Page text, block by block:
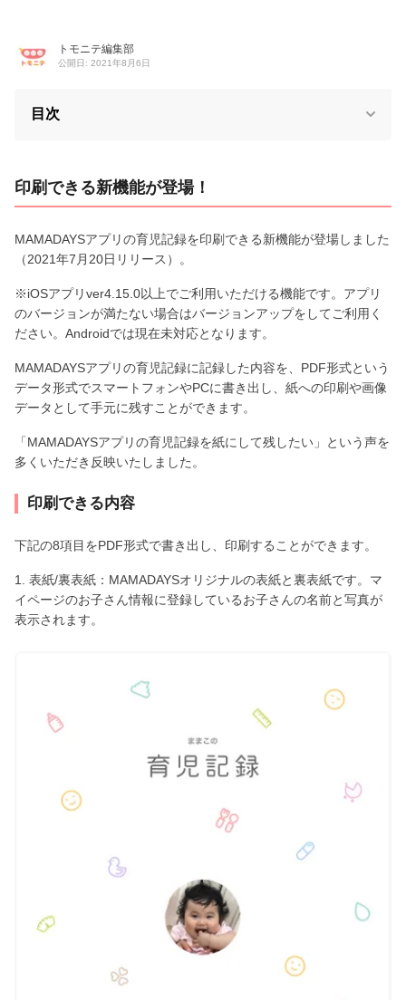
トモニテ編集部
公開日: 2021年8月6日
目次
印刷できる新機能が登場！
MAMADAYSアプリの育児記録を印刷できる新機能が登場しました
（2021年7月20日リリース）。
※iOSアプリver4.15.0以上でご利用いただける機能です。アプリ
のバージョンが満たない場合はバージョンアップをしてご利用く
ださい。Androidでは現在未対応となります。
MAMADAYSアプリの育児記録に記録した内容を、PDF形式という
データ形式でスマートフォンやPCに書き出し、紙への印刷や画像
データとして手元に残すことができます。
「MAMADAYSアプリの育児記録を紙にして残したい」という声を
多くいただき反映いたしました。
印刷できる内容
下記の8項目をPDF形式で書き出し、印刷することができます。
1. 表紙/裏表紙：MAMADAYSオリジナルの表紙と裏表紙です。マ
イページのお子さん情報に登録しているお子さんの名前と写真が
表示されます。